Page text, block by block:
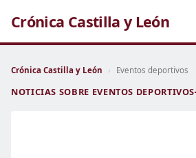
Crónica Castilla y León
Crónica Castilla y León › Eventos deportivos
NOTICIAS SOBRE EVENTOS DEPORTIVOS